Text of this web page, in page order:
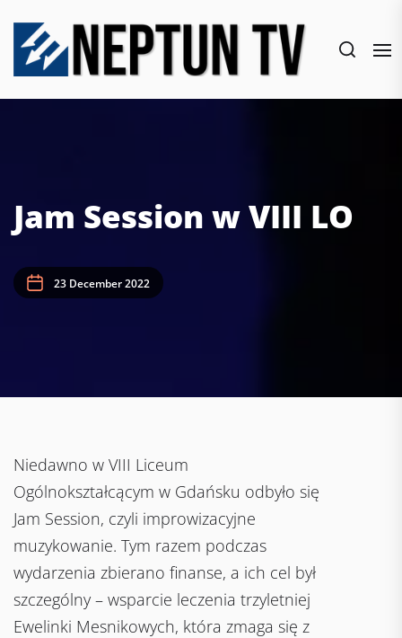
content
Jam Session w VIII LO
23 December 2022
Niedawno w VIII Liceum
Ogólnokształcącym w Gdańsku odbyło się
Jam Session, czyli improwizacyjne
muzykowanie. Tym razem podczas
wydarzenia zbierano finanse, a ich cel był
szczególny – wsparcie leczenia trzyletniej
Ewelinki Mesnikowych, która zmaga się z